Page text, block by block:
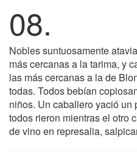
08.
Nobles suntuosamente
más cercanas a la tarima, y
las más cercanas a la de
todas. Todos bebían
niños. Un caballero yació un
todos rieron mientras el otro
de vino en represalia,